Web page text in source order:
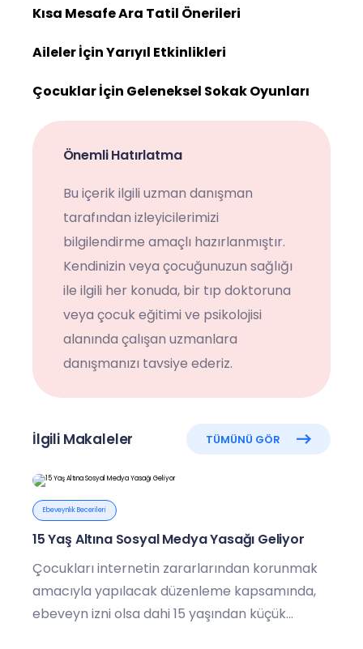
Kısa Mesafe Ara Tatil Önerileri
Aileler İçin Yarıyıl Etkinlikleri
Çocuklar İçin Geleneksel Sokak Oyunları
Önemli Hatırlatma
Bu içerik ilgili uzman danışman
tarafından izleyicilerimizi
bilgilendirme amaçlı hazırlanmıştır.
Kendinizin veya çocuğunuzun sağlığı
ile ilgili her konuda, bir tıp doktoruna
veya çocuk eğitimi ve psikolojisi
alanında çalışan uzmanlara
danışmanızı tavsiye ederiz.
İlgili Makaleler TÜMÜNÜ GÖR
Ebeveynlik Becerileri
15 Yaş Altına Sosyal Medya Yasağı Geliyor
Çocukları internetin zararlarından korunmak
amacıyla yapılacak düzenleme kapsamında,
ebeveyn izni olsa dahi 15 yaşından küçük